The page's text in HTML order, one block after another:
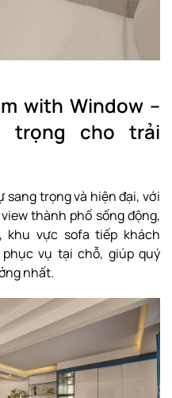
with Window –
trọng cho trải
sang trọng và hiện đại, với
thành phố sống động,
khu vực sofa tiếp khách
vụ tại chỗ, giúp quý
nhất.